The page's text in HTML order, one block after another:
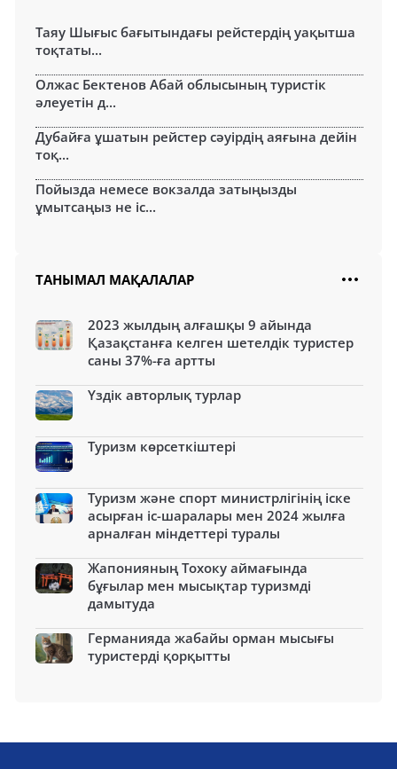
Таяу Шығыс бағытындағы рейстердің уақытша
тоқтаты...
Олжас Бектенов Абай облысының туристік
әлеуетін д...
Дубайға ұшатын рейстер сәуірдің аяғына дейін
тоқ...
Пойызда немесе вокзалда затыңызды
ұмытсаңыз не іс...
ТАНЫМАЛ МАҚАЛАЛАР
2023 жылдың алғашқы 9 айында
Қазақстанға келген шетелдік туристер
саны 37%-ға артты
Үздік авторлық турлар
Туризм көрсеткіштері
Туризм және спорт министрлігінің іске
асырған іс-шаралары мен 2024 жылға
арналған міндеттері туралы
Жапонияның Тохоку аймағында
бұғылар мен мысықтар туризмді
дамытуда
Германияда жабайы орман мысығы
туристерді қорқытты